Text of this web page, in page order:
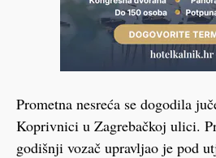
Prometna nesreća se dogodila
Koprivnici u Zagrebačkoj ulici.
godišnji vozač upravljao je pod